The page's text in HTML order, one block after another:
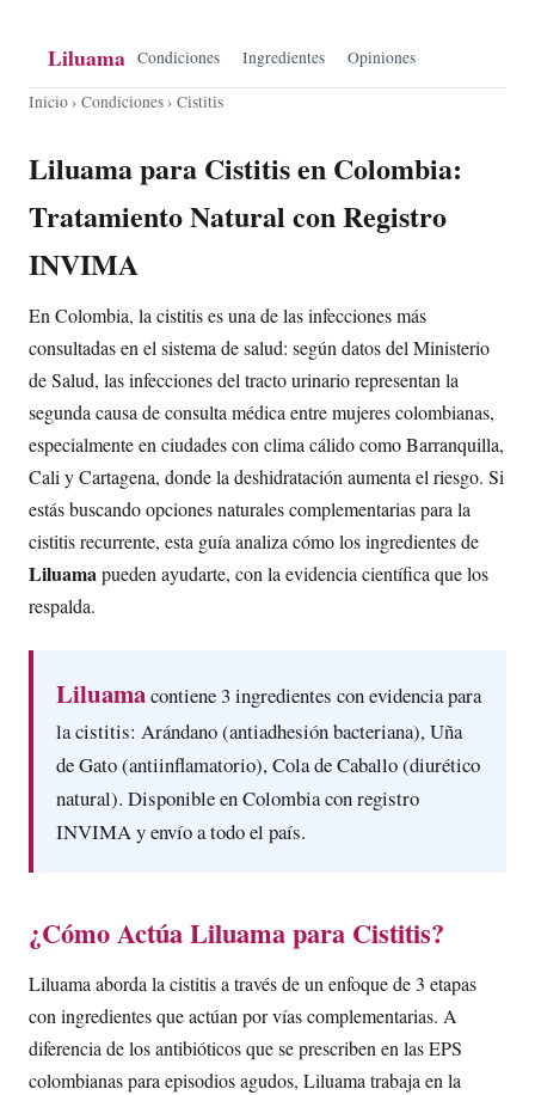
Liluama Condiciones Ingredientes Opiniones
Inicio› Condiciones› Cistitis
Liluama para Cistitis en Colombia:
Tratamiento Natural con Registro
INVIMA
En Colombia, la cistitis es una de las infecciones más
consultadas en el sistema de salud: según datos del Ministerio
de Salud, las infecciones del tracto urinario representan la
segunda causa de consulta médica entre mujeres colombianas,
especialmente en ciudades con clima cálido como Barranquilla,
Cali y Cartagena, donde la deshidratación aumenta el riesgo. Si
estás buscando opciones naturales complementarias para la
cistitis recurrente, esta guía analiza cómo los ingredientes de
Liluamapueden ayudarte, con la evidencia científica que los
respalda.
Liluamacontiene 3 ingredientes con evidencia para
la cistitis: Arándano (antiadhesión bacteriana), Uña
de Gato (antiinflamatorio), Cola de Caballo (diurético
natural). Disponible en Colombia con registro
INVIMA y envío a todo el país.
¿Cómo Actúa Liluama para Cistitis?
Liluama aborda la cistitis a través de un enfoque de 3 etapas
con ingredientes que actúan por vías complementarias. A
diferencia de los antibióticos que se prescriben en las EPS
colombianas para episodios agudos, Liluama trabaja en la